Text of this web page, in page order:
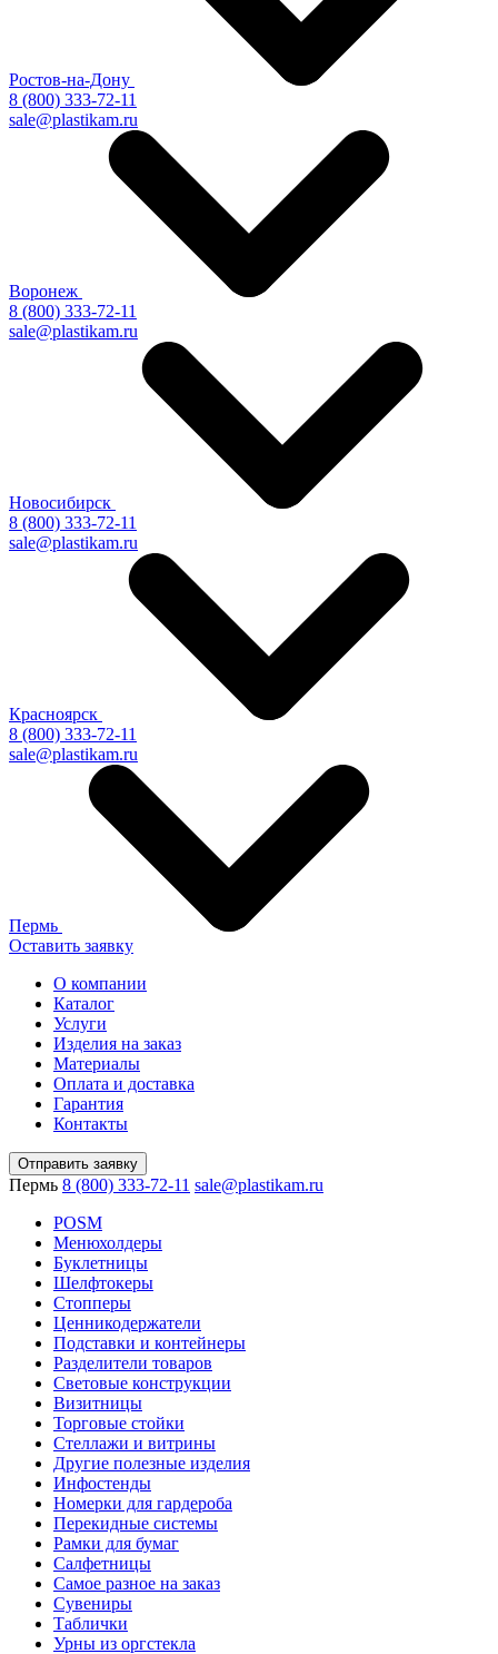
Ростов-на-Дону
8 (800) 333-72-11
sale@plastikam.ru
Воронеж
8 (800) 333-72-11
sale@plastikam.ru
Новосибирск
8 (800) 333-72-11
sale@plastikam.ru
Красноярск
8 (800) 333-72-11
sale@plastikam.ru
Пермь
Оставить заявку
О компании
Каталог
Услуги
Изделия на заказ
Материалы
Оплата и доставка
Гарантия
Контакты
Отправить заявку
Пермь 8 (800) 333-72-11 sale@plastikam.ru
POSM
Менюхолдеры
Буклетницы
Шелфтокеры
Стопперы
Ценникодер­жа­те­ли
Подставки и контейнеры
Разделители товаров
Световые конструкции
Визитницы
Торговые стойки
Cтеллажи и витрины
Другие полезные изделия
Инфостенды
Номерки для гардероба
Перекидные системы
Рамки для бумаг
Салфетницы
Самое разное на заказ
Сувениры
Таблички
Урны из оргстекла